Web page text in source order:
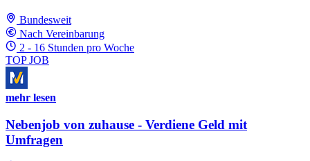
Bundesweit
Nach Vereinbarung
2 - 16 Stunden pro Woche
TOP JOB
mehr lesen
Nebenjob von zuhause - Verdiene Geld mit
Umfragen